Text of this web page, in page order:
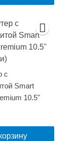
с
Smart
10.5"